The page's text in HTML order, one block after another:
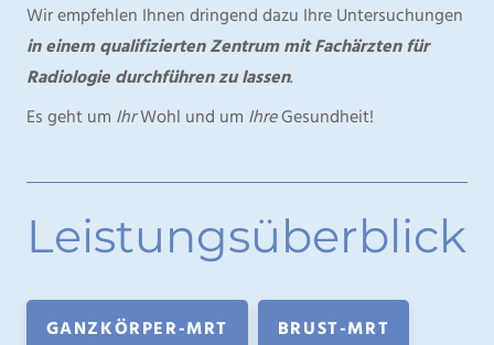
Wir empfehlen Ihnen dringend dazu Ihre Untersuchungen
in einem qualifizierten Zentrum mit Fachärzten für
Radiologie durchführen zu lassen.
Es geht um IhrWohl und um IhreGesundheit!
Leistungsüberblick
GANZKÖRPER-MRT BRUST-MRT